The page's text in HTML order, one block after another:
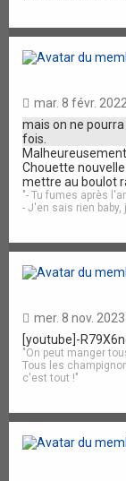
mar. 8 févr.
mais on ne
fois.
Chouette
mettre au boulot
"- Tu fumes après
- J'en sais rien
mer. 8 nov.
[youtube]-
"On peut manger
Tous les
c'est tout !"